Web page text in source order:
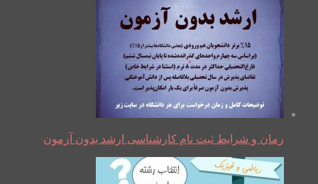
زمان و شرایط ثبت نام کارشناسی ارشد بدون آزمون